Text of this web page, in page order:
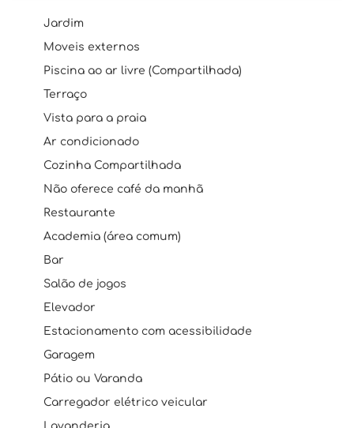
Jardim
Moveis externos
Piscina ao ar livre (Compartilhada)
Terraço
Vista para a praia
Ar condicionado
Cozinha Compartilhada
Não oferece café da manhã
Restaurante
Academia (área comum)
Bar
Salão de jogos
Elevador
Estacionamento com acessibilidade
Garagem
Pátio ou Varanda
Carregador elétrico veicular